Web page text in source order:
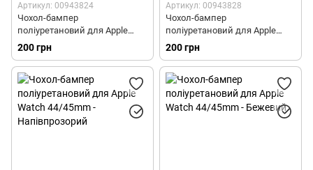
Артикул: 00943824
Чохол-бампер
поліуретановий для Apple
Watch 44/45mm -
Помаранчевий
200 грн
Артикул: 00943828
Чохол-бампер
поліуретановий для Apple
Watch 44/45mm - Світло-
рожевий
200 грн